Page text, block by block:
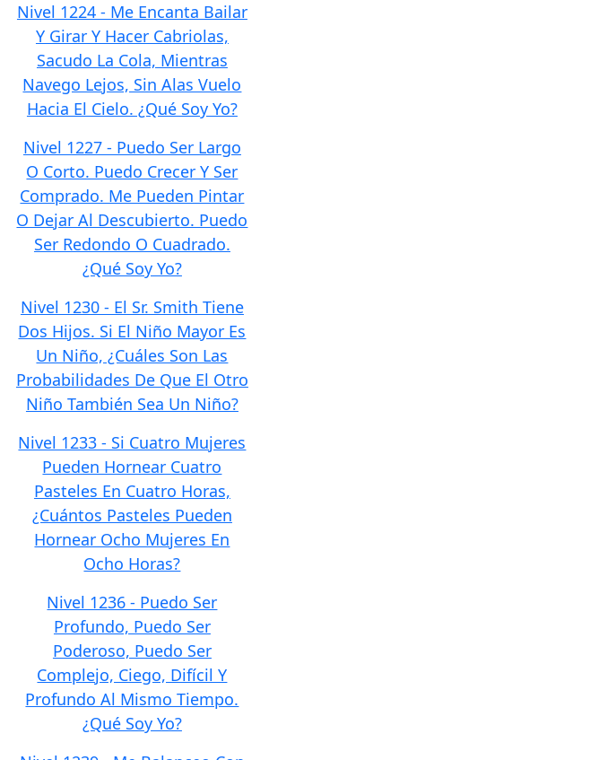
Nivel 1224 - Me Encanta Bailar
Y Girar Y Hacer Cabriolas,
Sacudo La Cola, Mientras
Navego Lejos, Sin Alas Vuelo
Hacia El Cielo. ¿Qué Soy Yo?
Nivel 1227 - Puedo Ser Largo
O Corto. Puedo Crecer Y Ser
Comprado. Me Pueden Pintar
O Dejar Al Descubierto. Puedo
Ser Redondo O Cuadrado.
¿Qué Soy Yo?
Nivel 1230 - El Sr. Smith Tiene
Dos Hijos. Si El Niño Mayor Es
Un Niño, ¿Cuáles Son Las
Probabilidades De Que El Otro
Niño También Sea Un Niño?
Nivel 1233 - Si Cuatro Mujeres
Pueden Hornear Cuatro
Pasteles En Cuatro Horas,
¿Cuántos Pasteles Pueden
Hornear Ocho Mujeres En
Ocho Horas?
Nivel 1236 - Puedo Ser
Profundo, Puedo Ser
Poderoso, Puedo Ser
Complejo, Ciego, Difícil Y
Profundo Al Mismo Tiempo.
¿Qué Soy Yo?